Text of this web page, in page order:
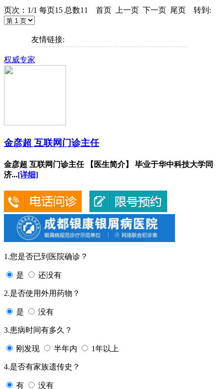
页次：1/1 每页15 总数11 首页 上一页 下一页 尾页 转到:
友情链接:
权威专家
金彦超 互联网门诊主任
金彦超 互联网门诊主任 【医生简介】 毕业于华中科技大学同
济...[详细]
1.您是否已到医院确诊？
是 还没有
2.是否使用外用药物？
是 没有
3.患病时间有多久？
刚发现 半年内 1年以上
4.是否有家族遗传史？
有 没有